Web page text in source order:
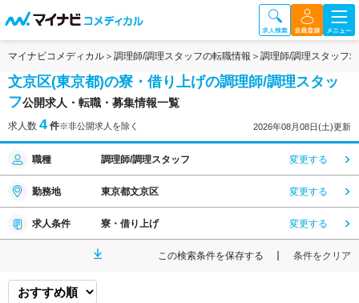
マイナビコメディカル 調理師/調理スタッフの転職情報 調理師/調理スタッフ
文京区(東京都)の寮・借り上げの調理師/調理スタッ
フ公開求人・転職・募集情報一覧
求人数 4 件※非公開求人を除く 2026年08月08日(土)更新
職種 調理師/調理スタッフ 変更する
勤務地 東京都文京区 変更する
求人条件 寮・借り上げ 変更する
この検索条件を保存する 条件をクリア